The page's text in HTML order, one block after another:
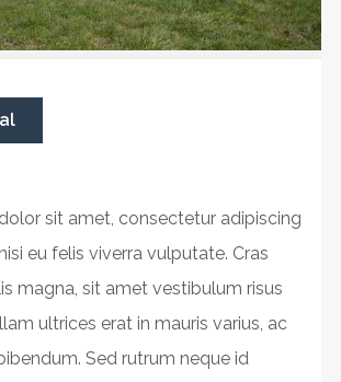
sit amet, consectetur adipiscing
eu felis viverra vulputate. Cras
magna, sit amet vestibulum risus
ultrices erat in mauris varius, ac
Sed rutrum neque id